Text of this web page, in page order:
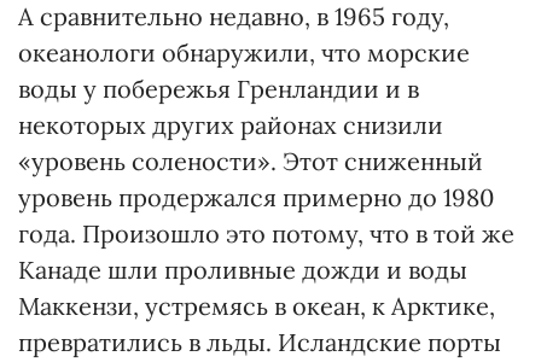
А сравнительно недавно, в 1965 году,
океанологи обнаружили, что морские
воды у побережья Гренландии и в
некоторых других районах снизили
«уровень солености». Этот сниженный
уровень продержался примерно до 1980
года. Произошло это потому, что в той же
Канаде шли проливные дожди и воды
Маккензи, устремясь в океан, к Арктике,
превратились в льды. Исландские порты